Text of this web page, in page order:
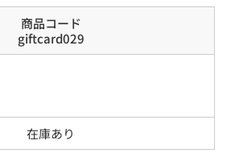
商品コード
giftcard029
在庫あり